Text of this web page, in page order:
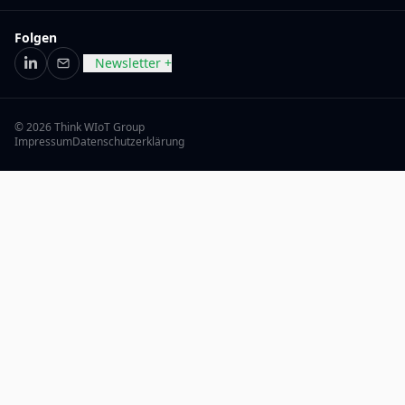
Folgen
LinkedIn
E-MailNewsletter +
© 2026 Think WIoT Group
ImpressumDatenschutzerklärung